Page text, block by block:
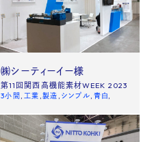
㈱シーティーイー様
第11回関西高機能素材WEEK 2023
3小間 工業 製造 シンプル 青白